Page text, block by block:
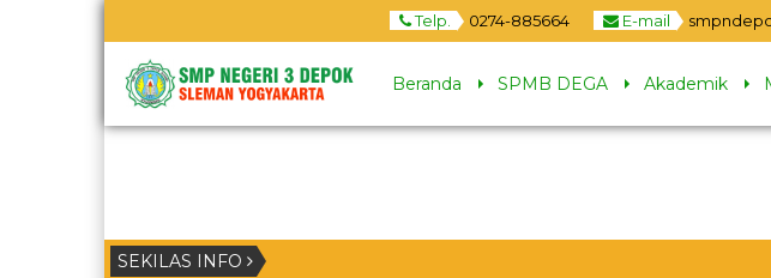
Telp. 0274-885664 E-mail
Beranda SPMB DEGA Akademik
SEKILAS INFO 1